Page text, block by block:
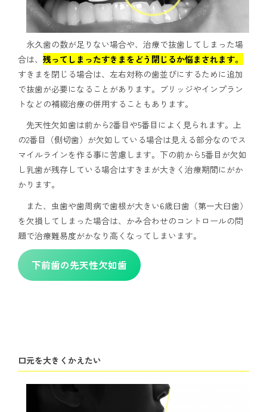
永久歯の数が足りない場合や、治療で抜歯してしまった場
合は、 残ってしまったすきまをどう閉じるか悩まされます。
すきまを閉じる場合は、左右対称の歯並びにするために追加
で抜歯が必要になることがあります。ブリッジやインプラン
トなどの補綴治療の併用することもあります。
先天性欠如歯は前から2番目や5番目によく見られます。上
の2番目（側切歯）が欠如している場合は見える部分なのでス
マイルラインを作る事に苦慮します。下の前から5番目が欠如
し乳歯が残存している場合はすきまが大きく治療期間にがか
かります。
また、虫歯や歯周病で歯根が大きい6歳臼歯（第一大臼歯）
を欠損してしまった場合は、かみ合わせのコントロールの問
題で治療難易度がかなり高くなってしまいます。
下前歯の先天性欠如歯
口元を大きくかえたい